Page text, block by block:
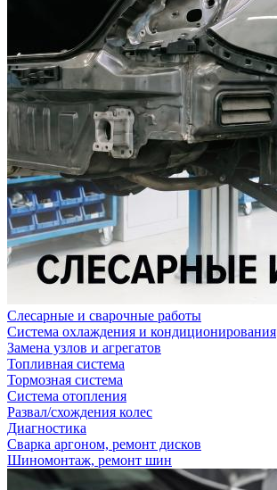
Слесарные и сварочные работы
Система охлаждения и кондиционирования
Замена узлов и агрегатов
Топливная система
Тормозная система
Система отопления
Развал/схождения колес
Диагностика
Сварка аргоном, ремонт дисков
Шиномонтаж, ремонт шин